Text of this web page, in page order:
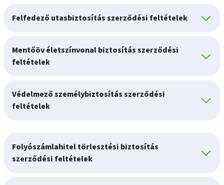
Felfedező utasbiztosítás szerződési feltételek
Mentőöv életszínvonal biztosítás szerződési
feltételek
Védelmező személybiztosítás szerződési
feltételek
Folyószámlahitel törlesztési biztosítás
szerződési feltételek